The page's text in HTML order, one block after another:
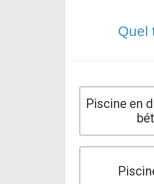
Quel
Piscine en